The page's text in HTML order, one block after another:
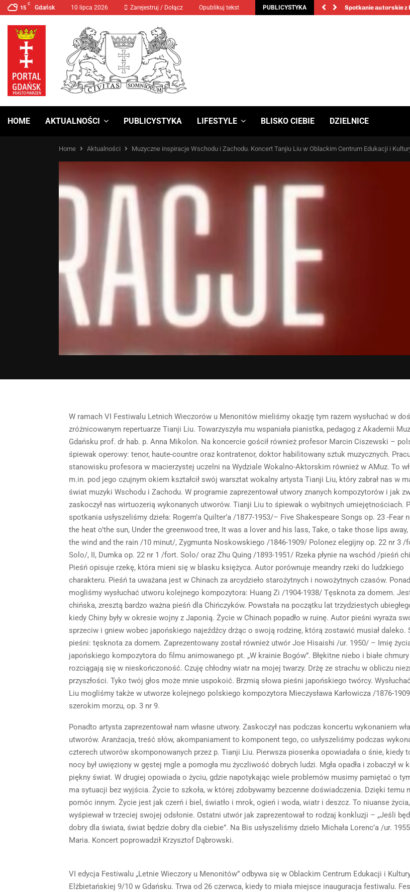
15
C
Gdańsk 10 lipca 2026 Zarejestruj / Dołącz Opublikuj tekst PUBLICYSTYKA
MANIFA 2024 Prawa Kobiet Spotkanie autorskie z
HOME AKTUALNOŚCI PUBLICYSTYKA LIFESTYLE BLISKO CIEBIE DZIELNICE
Home Aktualności Muzyczne inspiracje Wschodu i Zachodu. Koncert Tanjiu Liu w Oblackim Centrum Edukacji i
W ramach VI Festiwalu Letnich Wieczorów u Menonitów mieliśmy okazję tym razem wysłuchać w
zróżnicowanym repertuarze Tianji Liu. Towarzyszyła mu wspaniała pianistka, pedagog z Akademii
Gdańsku prof. dr hab. p. Anna Mikolon. Na koncercie gościł również profesor Marcin Ciszewski –
śpiewak operowy: tenor, haute-countre oraz kontratenor, doktor habilitowany sztuk muzycznych.
stanowisku profesora w macierzystej uczelni na Wydziale Wokalno-Aktorskim również w AMuz. To
m.in. pod jego czujnym okiem kształcił swój warsztat wokalny artysta Tianji Liu, który zabrał nas w
świat muzyki Wschodu i Zachodu. W programie zaprezentował utwory znanych kompozytorów i jak
zaskoczył nas wirtuozerią wykonanych utworów. Tianji Liu to śpiewak o wybitnych umiejętnościach.
spotkania usłyszeliśmy dzieła: Rogem’a Quilter’a /1877-1953/– Five Shakespeare Songs op. 23 -Fear
the heat o’the sun, Under the greenwood tree, It was a lover and his lass, Take, o take those lips away,
the wind and the rain /10 minut/, Zygmunta Noskowskiego /1846-1909/ Polonez elegijny op. 22 nr 3 /
Solo/, II, Dumka op. 22 nr 1 /fort. Solo/ oraz Zhu Quing /1893-1951/ Rzeka płynie na wschód /pieśń
Pieśń opisuje rzekę, która mieni się w blasku księżyca. Autor porównuje meandry rzeki do ludzkiego
charakteru. Pieśń ta uważana jest w Chinach za arcydzieło starożytnych i nowożytnych czasów.
mogliśmy wysłuchać utworu kolejnego kompozytora: Huang Zi /1904-1938/ Tęsknota za domem.
chińska, zresztą bardzo ważna pieśń dla Chińczyków. Powstała na początku lat trzydziestych
kiedy Chiny były w okresie wojny z Japonią. Życie w Chinach popadło w ruinę. Autor pieśni wyraża
sprzeciw i gniew wobec japońskiego najeźdźcy drżąc o swoją rodzinę, którą zostawić musiał daleko.
pieśni: tęsknota za domem. Zaprezentowany został również utwór Joe Hisaishi /ur. 1950/ – Imię
japońskiego kompozytora do filmu animowanego pt. „W krainie Bogów”. Błękitne niebo i białe chmury
rozciągają się w nieskończoność. Czuję chłodny wiatr na mojej twarzy. Drżę ze strachu w obliczu
przyszłości. Tyko twój głos może mnie uspokoić. Brzmią słowa pieśni japońskiego twórcy.
Liu mogliśmy także w utworze kolejnego polskiego kompozytora Mieczysława Karłowicza /1876-
szerokim morzu, op. 3 nr 9.
Ponadto artysta zaprezentował nam własne utwory. Zaskoczył nas podczas koncertu wykonaniem
utworów. Aranżacja, treść słów, akompaniament to komponent tego, co usłyszeliśmy podczas
czterech utworów skomponowanych przez p. Tianji Liu. Pierwsza piosenka opowiadała o śnie, kiedy
nocy był uwięziony w gęstej mgle a pomogła mu życzliwość dobrych ludzi. Mgła opadła i zobaczył w
piękny świat. W drugiej opowiada o życiu, gdzie napotykając wiele problemów musimy pamiętać o
ma sytuacji bez wyjścia. Życie to szkoła, w której zdobywamy bezcenne doświadczenia. Dzięki temu
pomóc innym. Życie jest jak czerń i biel, światło i mrok, ogień i woda, wiatr i deszcz. To niuanse
wyśpiewał w trzeciej swojej odsłonie. Ostatni utwór jak zaprezentował to rodzaj konkluzji – „Jeśli
dobry dla świata, świat będzie dobry dla ciebie”. Na Bis usłyszeliśmy dzieło Michała Lorenc’a /ur.
Maria. Koncert poprowadził Krzysztof Dąbrowski.
VI edycja Festiwalu „Letnie Wieczory u Menonitów” odbywa się w Oblackim Centrum Edukacji i
Elżbietańskiej 9/10 w Gdańsku. Trwa od 26 czerwca, kiedy to miała miejsce inauguracja festiwalu.